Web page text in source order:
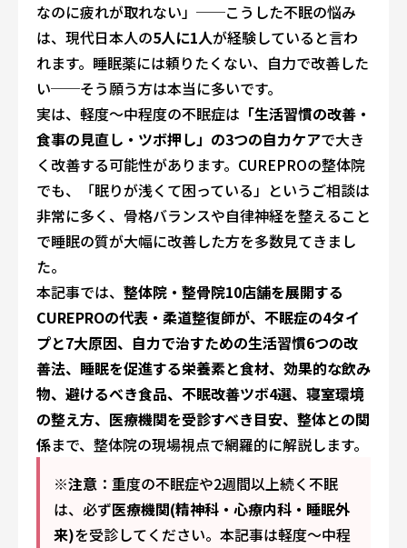
なのに疲れが取れない」──こうした不眠の悩み
は、現代日本人の5人に1人が経験していると言わ
れます。睡眠薬には頼りたくない、自力で改善した
い──そう願う方は本当に多いです。
実は、軽度〜中程度の不眠症は 「生活習慣の改善・
食事の見直し・ツボ押し」の3つの自力ケアで大き
く改善する可能性があります。CUREPROの整体院
でも、「眠りが浅くて困っている」というご相談は
非常に多く、骨格バランスや自律神経を整えること
で睡眠の質が大幅に改善した方を多数見てきまし
た。
本記事では、 整体院・整骨院10店舗を展開する
CUREPROの代表・柔道整復師が、不眠症の4タイ
プと7大原因、自力で治すための生活習慣6つの改
善法、睡眠を促進する栄養素と食材、効果的な飲み
物、避けるべき食品、不眠改善ツボ4選、寝室環境
の整え方、医療機関を受診すべき目安、整体との関
係まで、整体院の現場視点で網羅的に解説します。
※注意 ：重度の不眠症や2週間以上続く不眠
は、必ず医療機関(精神科・心療内科・睡眠外
来)を受診してください。本記事は軽度〜中程